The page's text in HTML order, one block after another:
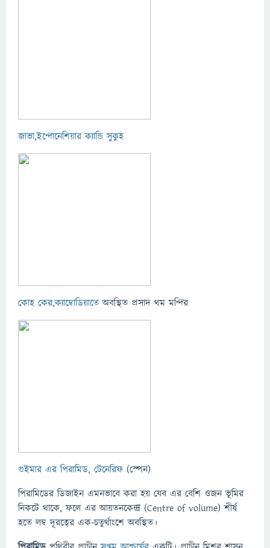
জাভা,ইন্দোনেশিয়ার ক্যান্ডি সুকুহ
কোহ কের,ক্যাম্বোডিয়াতেঅবস্থিত প্রসাদ থম মন্দির
গুইমার এর পিরামিড, টেনেরিফ (স্পেন)
পিরামিডের ডিজাইন এমনভাবে করা হয় যেব এর বেশি ওজন ভূমির
নিকটে থাকে, ফলে এর আয়তনকেন্দ্র (Centre of volume) শীর্ষ
হতে লম্ব দূরত্বের এক-চতুর্থাংশে অবস্থিত।